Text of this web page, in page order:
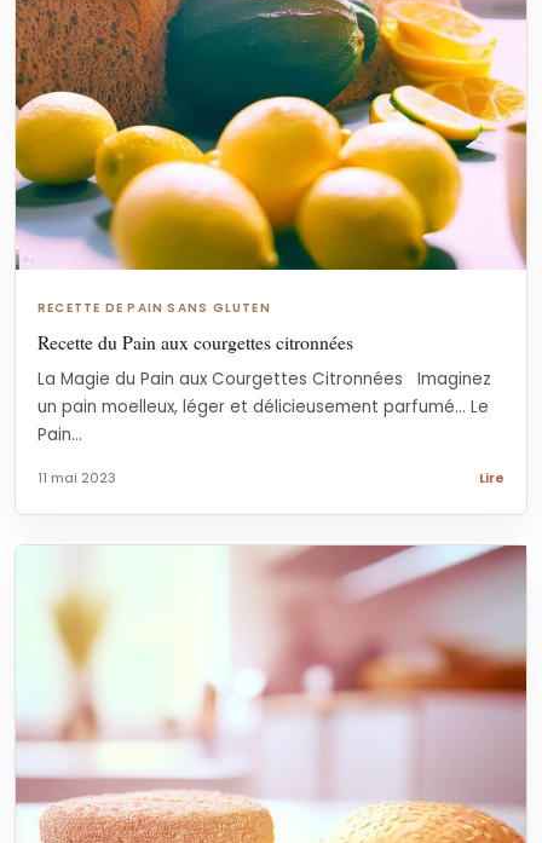
RECETTE DE PAIN SANS GLUTEN
Recette du Pain aux courgettes citronnées
La Magie du Pain aux Courgettes Citronnées Imaginez
un pain moelleux, léger et délicieusement parfumé… Le
Pain...
11 mai 2023 Lire